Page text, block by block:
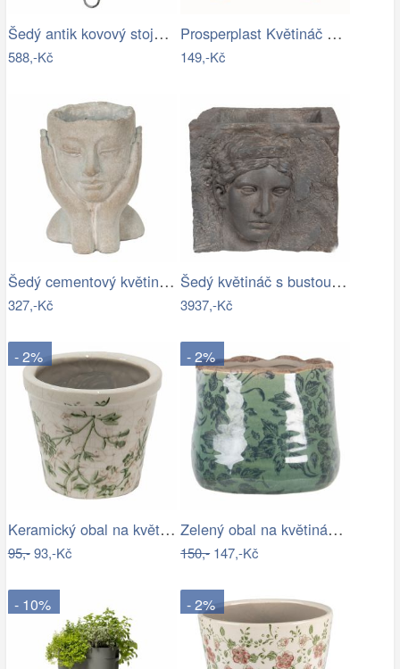
Šedý antik kovový stojan na květiny - Ø…
588,-Kč
Prosperplast Květináč Gracyeen bílý,…
149,-Kč
Šedý cementový květináč hlava ženy v…
327,-Kč
Šedý květináč s bustou v antickém stylu…
3937,-Kč
- 2%
Keramický obal na květináč se zelenými…
95,-93,-Kč
- 2%
Zelený obal na květináč s květy a…
150,-147,-Kč
- 10% - 2%